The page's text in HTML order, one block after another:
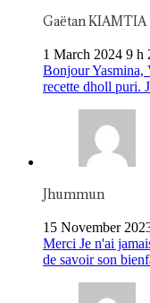
Gaëtan KIAMTIA
1 March 2024 9 h
Bonjour Yasmina,
recette dholl puri.
Jhummun
15 November
Merci Je n'ai
de savoir son